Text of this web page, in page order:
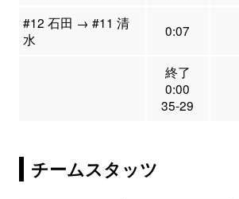
#12 石田 → #11 清
水
0:07
終了
0:00
35-29
チームスタッツ